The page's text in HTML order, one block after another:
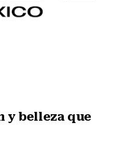
y belleza que